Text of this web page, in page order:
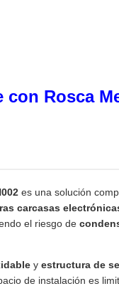
Rosca
es una solución
carcasas
el riesgo de
y estructura de
de instalación es